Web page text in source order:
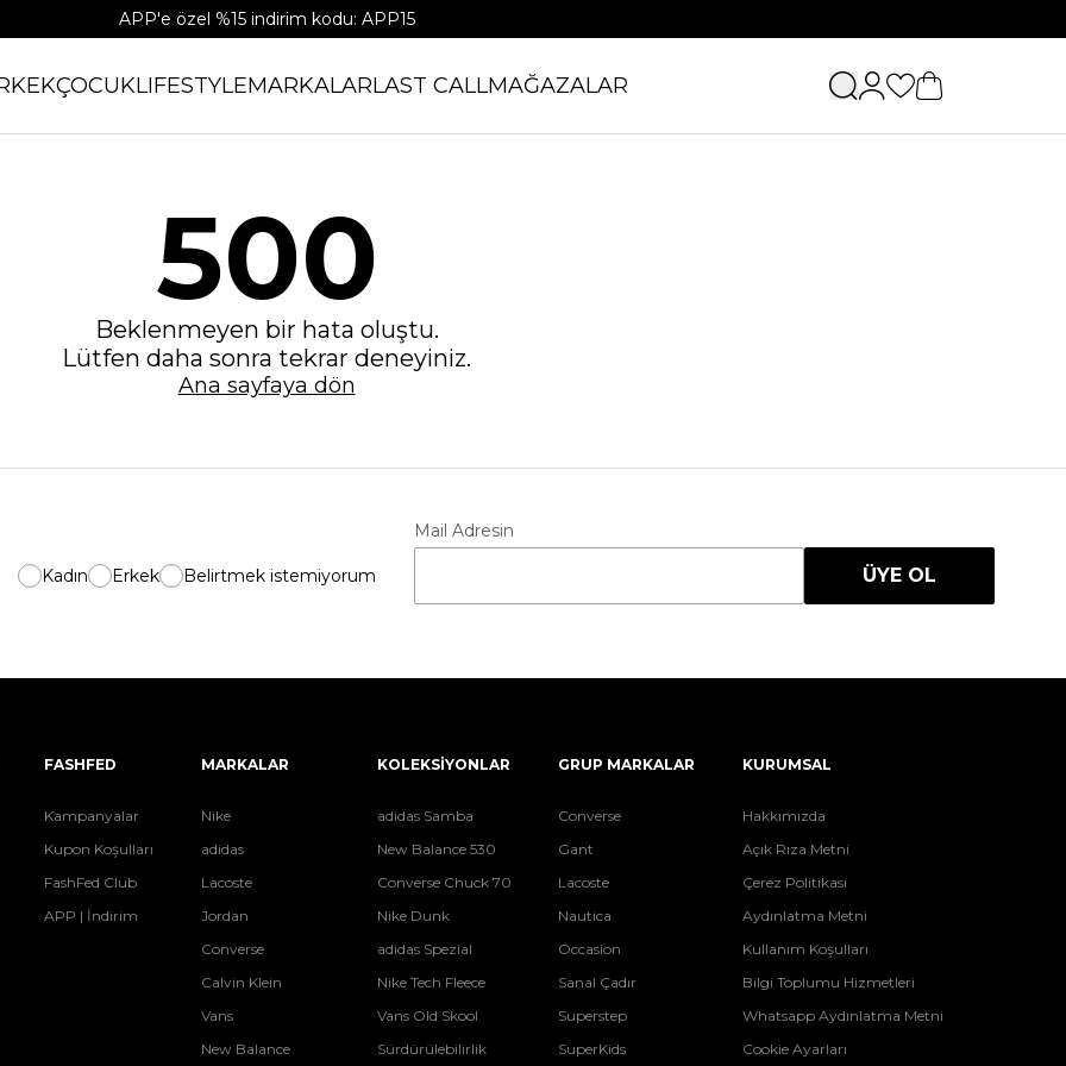
APP'e özel %15 indirim kodu: APP15
ÇOCUKLIFESTYLEMARKALARLAST CALLMAĞAZALAR
500
Beklenmeyen bir hata oluştu.
Lütfen daha sonra tekrar deneyiniz.
Ana sayfaya dön
Kadın Erkek Belirtmek istemiyorum
Mail Adresin
ÜYE OL
FASHFED
Kampanyalar
Kupon Koşulları
FashFed Club
APP | İndirim
MARKALAR
Nike
adidas
Lacoste
Jordan
Converse
Calvin Klein
Vans
New Balance
KOLEKSİYONLAR
adidas Samba
New Balance 530
Converse Chuck 70
Nike Dunk
adidas Spezial
Nike Tech Fleece
Vans Old Skool
Sürdürülebilirlik
GRUP MARKALAR
Converse
Gant
Lacoste
Nautica
Occasion
Sanal Çadır
Superstep
SuperKids
KURUMSAL
Hakkımızda
Açık Rıza Metni
Çerez Politikası
Aydınlatma Metni
Kullanım Koşulları
Bilgi Toplumu Hizmetleri
Whatsapp Aydınlatma Metni
Cookie Ayarları